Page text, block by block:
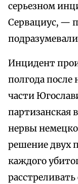
серьезном
Сервациус, —
Инцидент
полгода после
части
партизанская
нервы
решение двух
каждого